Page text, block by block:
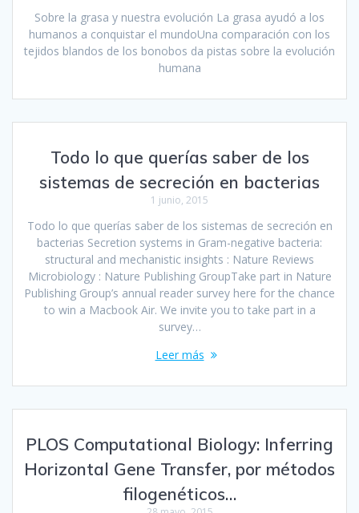
Sobre la grasa y nuestra evolución La grasa ayudó a los
humanos a conquistar el mundoUna comparación con los
tejidos blandos de los bonobos da pistas sobre la evolución
humana
Todo lo que querías saber de los
sistemas de secreción en bacterias
1 junio, 2015
Todo lo que querías saber de los sistemas de secreción en
bacterias Secretion systems in Gram-negative bacteria:
structural and mechanistic insights : Nature Reviews
Microbiology : Nature Publishing GroupTake part in Nature
Publishing Group’s annual reader survey here for the chance
to win a Macbook Air. We invite you to take part in a
survey…
Leer más
PLOS Computational Biology: Inferring
Horizontal Gene Transfer, por métodos
filogenéticos…